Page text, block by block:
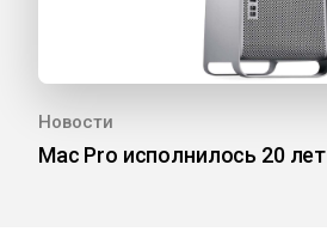
Новости
Mac Pro исполнилось 20 лет